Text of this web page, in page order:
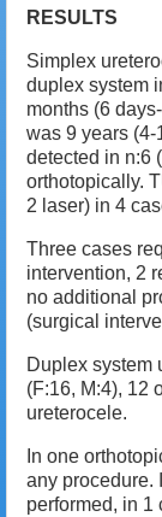
RESULTS
Simplex
duplex system
months (6
was 9 years
detected in n:6
orthotopically.
2 laser) in 4
Three cases
intervention, 2
no additional
(surgical
Duplex system
(F:16, M:4), 12
ureterocele.
In one
any procedure.
performed, in 1